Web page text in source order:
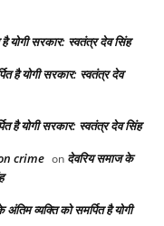
योगी सरकार: स्वतंत्र देव सिंह
है योगी सरकार: स्वतंत्र देव
है योगी सरकार: स्वतंत्र देव सिंह
crime on देवरिय समाज के
व्यक्ति को समर्पित है योगी